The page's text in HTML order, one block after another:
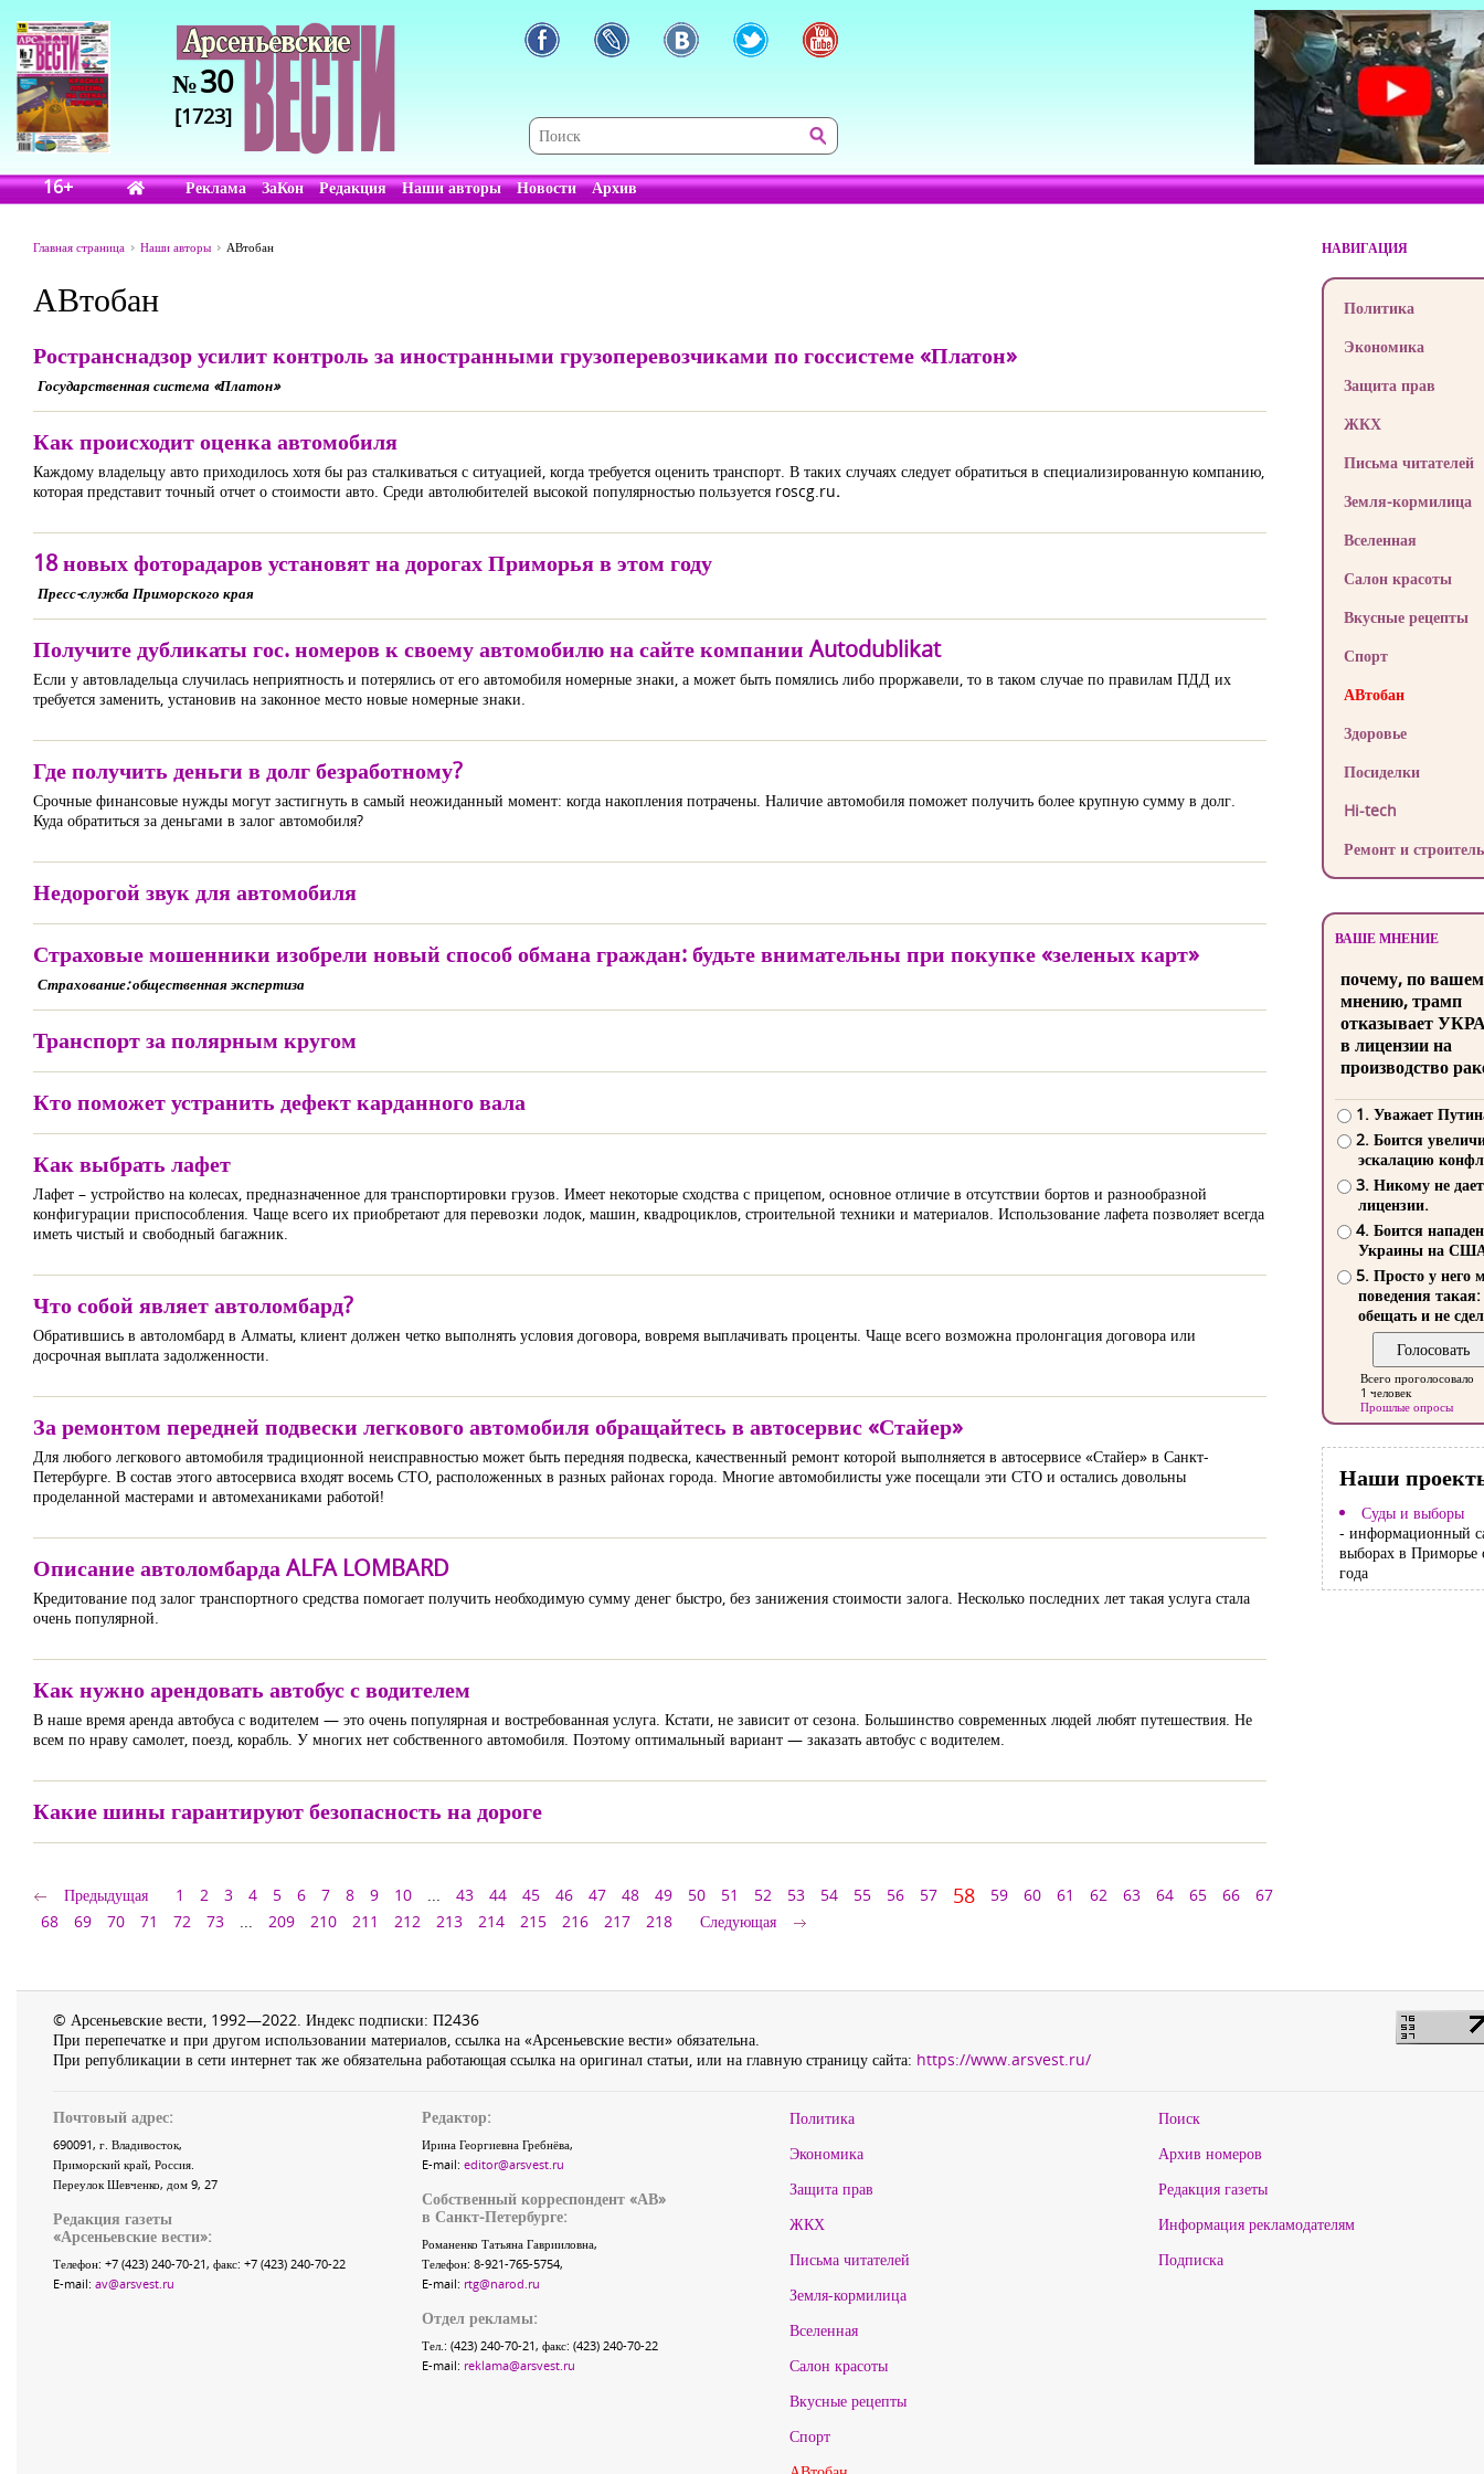
№30
[1723]
16+ Реклама ЗаКон Редакция Наши авторы Новости Архив
Главная страница Наши авторы АВтобан
АВтобан
Ространснадзор усилит контроль за иностранными грузоперевозчиками по госсистеме «Платон»
Государственная система «Платон»
Как происходит оценка автомобиля
Каждому владельцу авто приходилось хотя бы раз сталкиваться с ситуацией, когда требуется оценить транспорт. В таких случаях следует обратиться в специализированную компанию,
которая представит точный отчет о стоимости авто. Среди автолюбителей высокой популярностью пользуется roscg.ru.
18 новых фоторадаров установят на дорогах Приморья в этом году
Пресс-служба Приморского края
Получите дубликаты гос. номеров к своему автомобилю на сайте компании Autodublikat
Если у автовладельца случилась неприятность и потерялись от его автомобиля номерные знаки, а может быть помялись либо проржавели, то в таком случае по правилам ПДД их
требуется заменить, установив на законное место новые номерные знаки.
Где получить деньги в долг безработному?
Срочные финансовые нужды могут застигнуть в самый неожиданный момент: когда накопления потрачены. Наличие автомобиля поможет получить более крупную сумму в долг.
Куда обратиться за деньгами в залог автомобиля?
Недорогой звук для автомобиля
Страховые мошенники изобрели новый способ обмана граждан: будьте внимательны при покупке «зеленых карт»
Страхование: общественная экспертиза
Транспорт за полярным кругом
Кто поможет устранить дефект карданного вала
Как выбрать лафет
Лафет – устройство на колесах, предназначенное для транспортировки грузов. Имеет некоторые сходства с прицепом, основное отличие в отсутствии бортов и разнообразной
конфигурации приспособления. Чаще всего их приобретают для перевозки лодок, машин, квадроциклов, строительной техники и материалов. Использование лафета позволяет всегда
иметь чистый и свободный багажник.
Что собой являет автоломбард?
Обратившись в автоломбард в Алматы, клиент должен четко выполнять условия договора, вовремя выплачивать проценты. Чаще всего возможна пролонгация договора или
досрочная выплата задолженности.
За ремонтом передней подвески легкового автомобиля обращайтесь в автосервис «Стайер»
Для любого легкового автомобиля традиционной неисправностью может быть передняя подвеска, качественный ремонт которой выполняется в автосервисе «Стайер» в Санкт-
Петербурге. В состав этого автосервиса входят восемь СТО, расположенных в разных районах города. Многие автомобилисты уже посещали эти СТО и остались довольны
проделанной мастерами и автомеханиками работой!
Описание автоломбарда ALFA LOMBARD
Кредитование под залог транспортного средства помогает получить необходимую сумму денег быстро, без занижения стоимости залога. Несколько последних лет такая услуга стала
очень популярной.
Как нужно арендовать автобус с водителем
В наше время аренда автобуса с водителем — это очень популярная и востребованная услуга. Кстати, не зависит от сезона. Большинство современных людей любят путешествия. Не
всем по нраву самолет, поезд, корабль. У многих нет собственного автомобиля. Поэтому оптимальный вариант — заказать автобус с водителем.
Какие шины гарантируют безопасность на дороге
Предыдущая 1 2 3 4 5 6 7 8 9 10 ... 43 44 45 46 47 48 49 50 51 52 53 54 55 56 57 58 59 60 61 62 63 64 65 66
67
68
69 70 71 72 73 ... 209 210 211 212 213 214 215 216 217 218 Следующая
НАВИГАЦИЯ
Политика
Экономика
Защита прав
ЖКХ
Письма читателей
Земля-кормилица
Вселенная
Салон красоты
Вкусные рецепты
Спорт
АВтобан
Здоровье
Посиделки
Hi-tech
Ремонт и
ВАШЕ МНЕНИЕ
почему, по
мнению, трамп
отказывает
в лицензии на
производство
1. Уважает
2. Боится
эскалацию
3. Никому не
лицензии.
4. Боится
Украины на
5. Просто у него
поведения такая:
обещать и не
Всего проголосовало
1 человек
Прошлые опросы
Наши
Суды и выборы
- информационный
выборах в Приморье
года
© Арсеньевские вести, 1992—2022. Индекс подписки: П2436
При перепечатке и при другом использовании материалов, ссылка на «Арсеньевские вести» обязательна.
При републикации в сети интернет так же обязательна работающая ссылка на оригинал статьи, или на главную страницу сайта: https://www.arsvest.ru/
Почтовый адрес:
690091, г. Владивосток,
Приморский край, Россия.
Переулок Шевченко, дом 9, 27
Редакция газеты
«Арсеньевские вести»:
Телефон: +7 (423) 240-70-21, факс: +7 (423) 240-70-22
E-mail: av@arsvest.ru
Редактор:
Ирина Георгиевна Гребнёва,
E-mail: editor@arsvest.ru
Собственный корреспондент «АВ»
в Санкт-Петербурге:
Романенко Татьяна Гаврииловна,
Телефон: 8-921-765-5754,
E-mail: rtg@narod.ru
Отдел рекламы:
Тел.: (423) 240-70-21, факс: (423) 240-70-22
E-mail: reklama@arsvest.ru
Политика
Экономика
Защита прав
ЖКХ
Письма читателей
Земля-кормилица
Вселенная
Салон красоты
Вкусные рецепты
Спорт
Поиск
Архив номеров
Редакция газеты
Информация рекламодателям
Подписка